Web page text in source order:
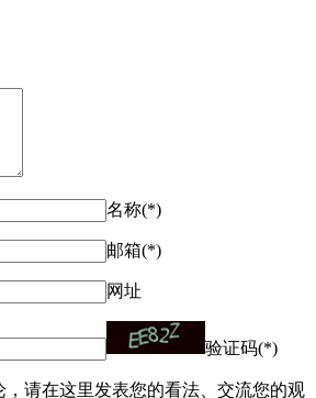
名称(*)
邮箱(*)
网址
验证码(*)
请在这里发表您的看法、交流您的观